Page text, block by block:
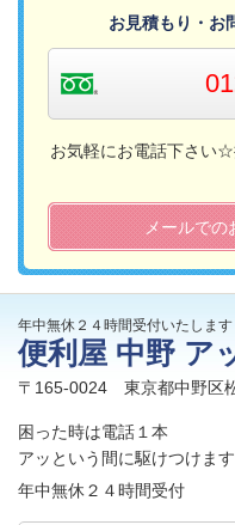
お見積もり・
お気軽にお電話下さい
メールでの
年中無休２４時間受付いたします
便利屋 中野 ア
〒165-0024 東京都中野区
困った時は電話１本
アッという間に駆けつけます
年中無休２４時間受付